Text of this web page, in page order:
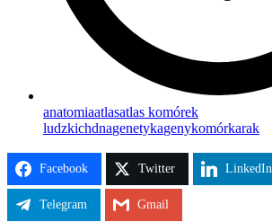
anatomiaatlasatlas komórek
ludzkichdnagenetykagenykomórkarak
Facebook Twitter LinkedIn
Telegram Gmail